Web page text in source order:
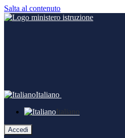
Salta al contenuto
Italiano
Italiano
Accedi